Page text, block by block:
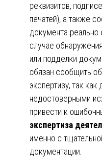
реквизитов,
печатей), а также
документа
случае
или подделки
обязан сообщить
экспертизу, так
недостоверными
привести к
экспертиза
именно с
документации.